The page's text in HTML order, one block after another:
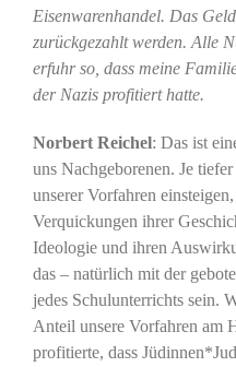
Eisenwarenhandel. Das
zurückgezahlt werden. Alle
erfuhr so, dass meine
der Nazis profitiert hatte.
Norbert Reichel: Das ist
uns Nachgeborenen. Je
unserer Vorfahren
Verquickungen ihrer
Ideologie und ihren
das – natürlich mit der
jedes Schulunterrichts sein.
Anteil unsere Vorfahren am
profitierte, dass